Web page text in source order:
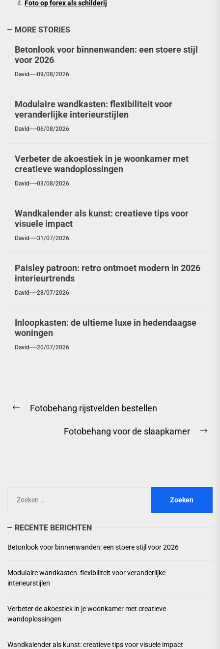
Foto op forex als schilderij
MORE STORIES
Betonlook voor binnenwanden: een stoere stijl
voor 2026
David 09/08/2026
Modulaire wandkasten: flexibiliteit voor
veranderlijke interieurstijlen
David 06/08/2026
Verbeter de akoestiek in je woonkamer met
creatieve wandoplossingen
David 03/08/2026
Wandkalender als kunst: creatieve tips voor
visuele impact
David 31/07/2026
Paisley patroon: retro ontmoet modern in 2026
interieurtrends
David 28/07/2026
Inloopkasten: de ultieme luxe in hedendaagse
woningen
David 20/07/2026
Previous
Fotobehang rijstvelden bestellen
Fotobehang voor de slaapkamer
naar:
RECENTE BERICHTEN
Betonlook voor binnenwanden: een stoere stijl voor 2026
Modulaire wandkasten: flexibiliteit voor veranderlijke
interieurstijlen
Verbeter de akoestiek in je woonkamer met creatieve
wandoplossingen
Wandkalender als kunst: creatieve tips voor visuele impact